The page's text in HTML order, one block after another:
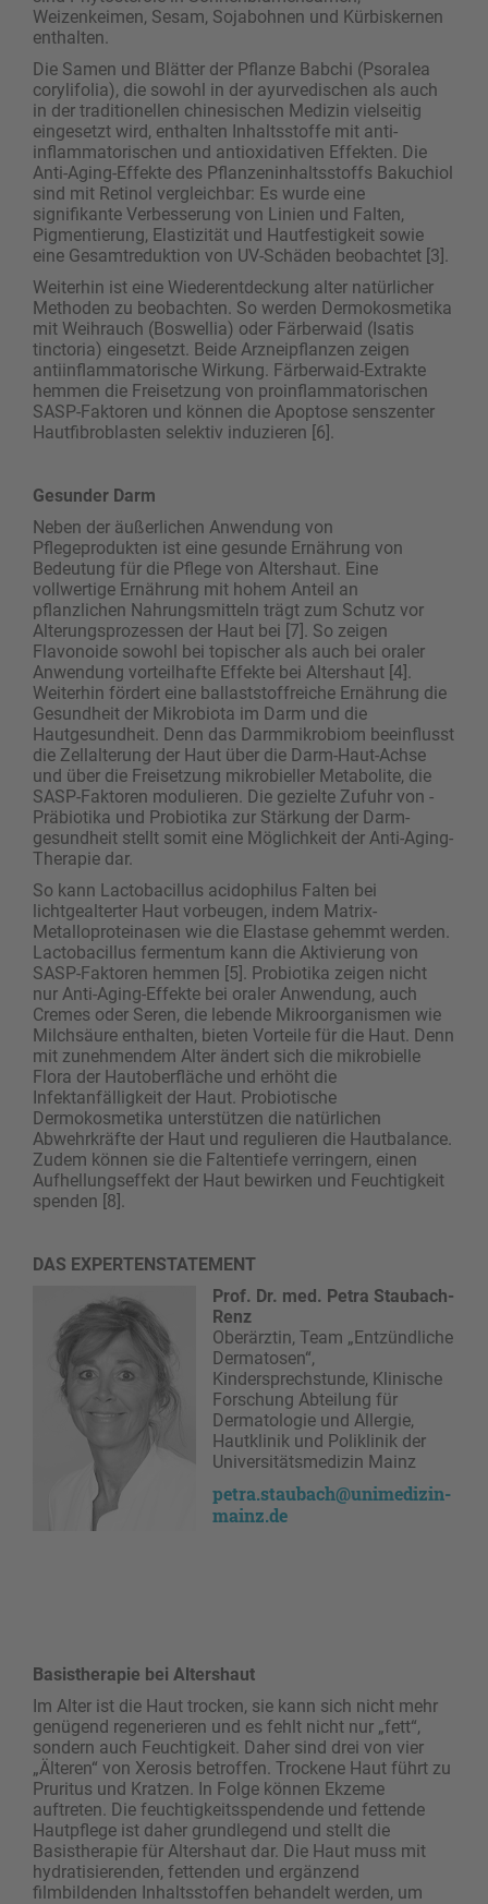
Weizenkeimen, Sesam, Sojabohnen und Kürbiskernen
enthalten.
Die Samen und Blätter der Pflanze Babchi (Psoralea
corylifolia), die sowohl in der ayurvedischen als auch
in der traditionellen chinesischen Medizin vielseitig
eingesetzt wird, enthalten Inhaltsstoffe mit anti­
inflammatorischen und antioxidativen Effekten. Die
Anti-Aging-Effekte des Pflanzeninhaltsstoffs Bakuchiol
sind mit Retinol vergleichbar: Es wurde eine
signifikante Verbesserung von Linien und Falten,
Pigmentierung, Elastizität und Hautfestigkeit sowie
eine Gesamtreduktion von UV-Schäden beobachtet [3].
Weiterhin ist eine Wiederentdeckung alter natürlicher
Methoden zu beobachten. So werden Dermokosmetika
mit Weihrauch (Boswellia) oder Färberwaid (Isatis
tinctoria) eingesetzt. Beide Arzneipflanzen zeigen
antiinflammatorische Wirkung. Färberwaid-Extrakte
hemmen die Freisetzung von proinflammatorischen
SASP-Faktoren und können die Apoptose senszenter
Hautfibroblasten selektiv induzieren [6].
Gesunder Darm
Neben der äußerlichen Anwendung von
Pflegeprodukten ist eine gesunde Ernährung von
Bedeutung für die Pflege von Altershaut. Eine
vollwertige ­Ernährung mit hohem Anteil an
pflanzlichen Nahrungsmitteln trägt zum Schutz vor
Alterungsprozessen der Haut bei [7]. So zeigen
Flavonoide sowohl bei topischer als auch bei oraler
Anwendung vorteilhafte Effekte bei Altershaut [4].
Weiterhin fördert eine ballaststoffreiche Ernährung die
Gesundheit der Mikrobiota im Darm und die
Hautgesundheit. Denn das Darmmikrobiom beeinflusst
die Zellalterung der Haut über die Darm-Haut-Achse
und über die Freisetzung mikrobieller Metabolite, die
SASP-Faktoren modulieren. Die gezielte Zufuhr von ­
Präbiotika und Probiotika zur Stärkung der Darm­
gesundheit stellt somit eine Möglichkeit der Anti-Aging-
Therapie dar.
So kann Lactobacillus acidophilus Falten bei
lichtgealterter Haut vorbeugen, indem Matrix-
Metalloproteinasen wie die Elastase gehemmt werden.
Lactobacillus fermentum kann die Aktivierung von
SASP-Faktoren hemmen [5]. Probiotika zeigen nicht
nur Anti-Aging-Effekte bei oraler Anwendung, auch
Cremes oder Seren, die lebende Mikroorganismen wie
Milchsäure enthalten, bieten Vorteile für die Haut. Denn
mit zunehmendem Alter ändert sich die mikro­bielle
Flora der Hautoberfläche und erhöht die
Infektanfälligkeit der Haut. Probiotische
Dermokosmetika unterstützen die natürlichen
Abwehrkräfte der Haut und regulieren die Hautbalance.
Zudem können sie die Faltentiefe verringern, einen
Aufhellungseffekt der Haut bewirken und Feuchtigkeit
spenden [8].
DAS EXPERTENSTATEMENT
Prof. Dr. med. Petra Staubach-
Renz
Oberärztin, Team „Entzündliche
Dermatosen“,
Kindersprechstunde, Klinische
Forschung Abteilung für
Dermatologie und Allergie,
Hautklinik und Poliklinik der
Universitätsmedizin Mainz
petra.staubach@unimedizin-
mainz.de
Basistherapie bei Altershaut
Im Alter ist die Haut trocken, sie kann sich nicht mehr
genügend regenerieren und es fehlt nicht nur „fett“,
sondern auch Feuchtigkeit. Daher sind drei von vier
„Älteren“ von Xerosis betroffen. Trockene Haut führt zu
Pruritus und Kratzen. In Folge können Ekzeme
auftreten. Die feuchtigkeitsspendende und fettende
Hautpflege ist daher grundlegend und stellt die
Basistherapie für Altershaut dar. Die Haut muss mit
hydratisierenden, fettenden und ergänzend
filmbildenden Inhaltsstoffen behandelt werden, um